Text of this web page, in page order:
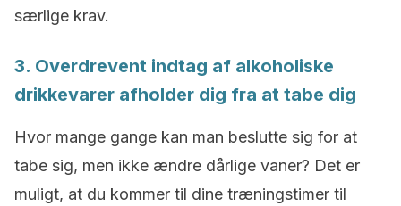
særlige krav.
3. Overdrevent indtag af alkoholiske
drikkevarer afholder dig fra at tabe dig
Hvor mange gange kan man beslutte sig for at
tabe sig, men ikke ændre dårlige vaner? Det er
muligt, at du kommer til dine træningstimer til